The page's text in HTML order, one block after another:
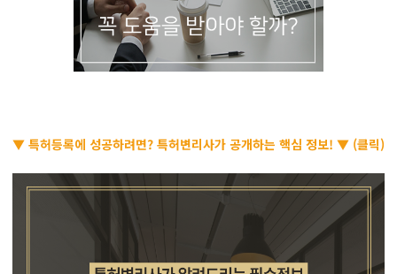
▼ 특허등록에 성공하려면? 특허변리사가 공개하는 핵심 정보! ▼ (클릭)